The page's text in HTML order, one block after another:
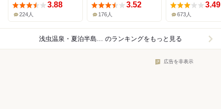
3.88
224人
3.52
176人
3.49
673人
浅虫温泉・夏泊半島×海鮮・魚介 のランキングをもっと見る
広告を非表示